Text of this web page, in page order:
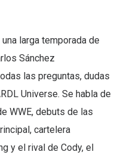
larga temporada de
Sánchez
las preguntas, dudas
Universe. Se habla de
WWE, debuts de las
cartelera
y el rival de Cody, el